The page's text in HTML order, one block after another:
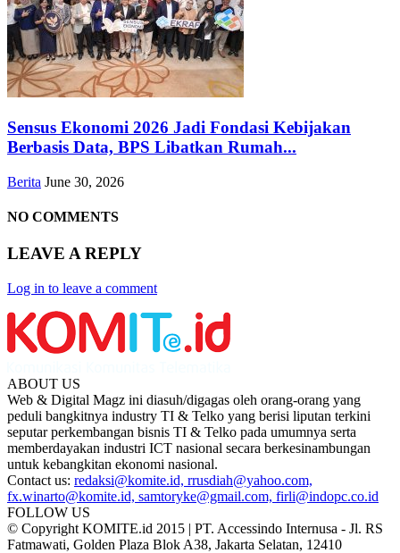
Sensus Ekonomi 2026 Jadi Fondasi Kebijakan
Berbasis Data, BPS Libatkan Rumah...
Berita June 30, 2026
NO COMMENTS
LEAVE A REPLY
Log in to leave a comment
ABOUT US
Web & Digital Magz ini diasuh/digagas oleh orang-orang yang
peduli bangkitnya industry TI & Telko yang berisi liputan terkini
seputar perkembangan bisnis TI & Telko pada umumnya serta
memberdayakan industri ICT nasional secara berkesinambungan
untuk kebangkitan ekonomi nasional.
Contact us: redaksi@komite.id, rrusdiah@yahoo.com,
fx.winarto@komite.id, samtoryke@gmail.com, firli@indopc.co.id
FOLLOW US
© Copyright KOMITE.id 2015 | PT. Accessindo Internusa - Jl. RS
Fatmawati, Golden Plaza Blok A38, Jakarta Selatan, 12410